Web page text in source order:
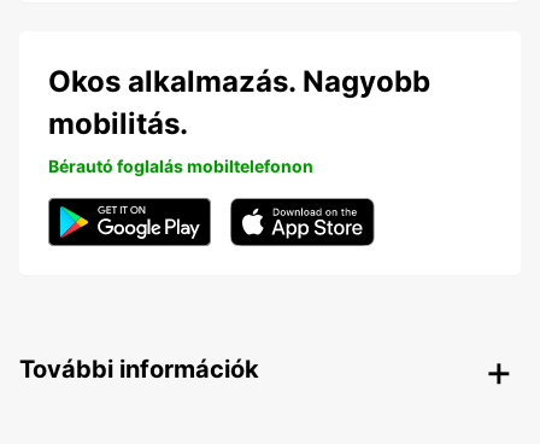
Okos alkalmazás. Nagyobb
mobilitás.
Bérautó foglalás mobiltelefonon
További információk